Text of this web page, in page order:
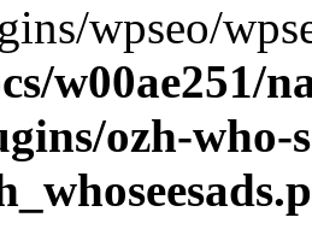
wpseo/
w00ae251/
ozh-who-